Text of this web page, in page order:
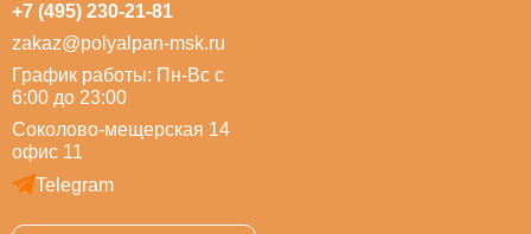
+7 (495) 230-21-81
zakaz@polyalpan-msk.ru
График работы: Пн-Вс с
6:00 до 23:00
Соколово-мещерская 14
офис 11
Telegram